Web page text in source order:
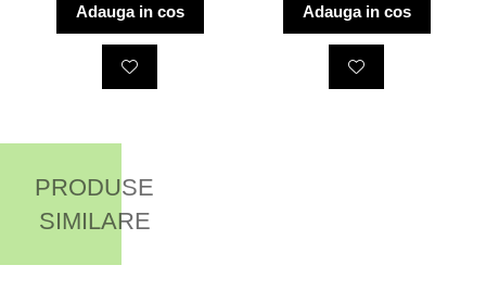
Adauga in cos Adauga in cos
PRODUSE
SIMILARE